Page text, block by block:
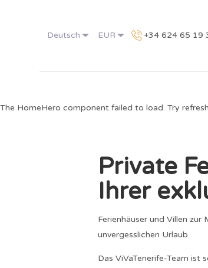
Deutsch EUR +34 624 65 19
The HomeHero component failed to load. Try
Private
Ihrer
Ferienhäuser und Villen zur
unvergesslichen Urlaub
Das ViVaTenerife-Team ist